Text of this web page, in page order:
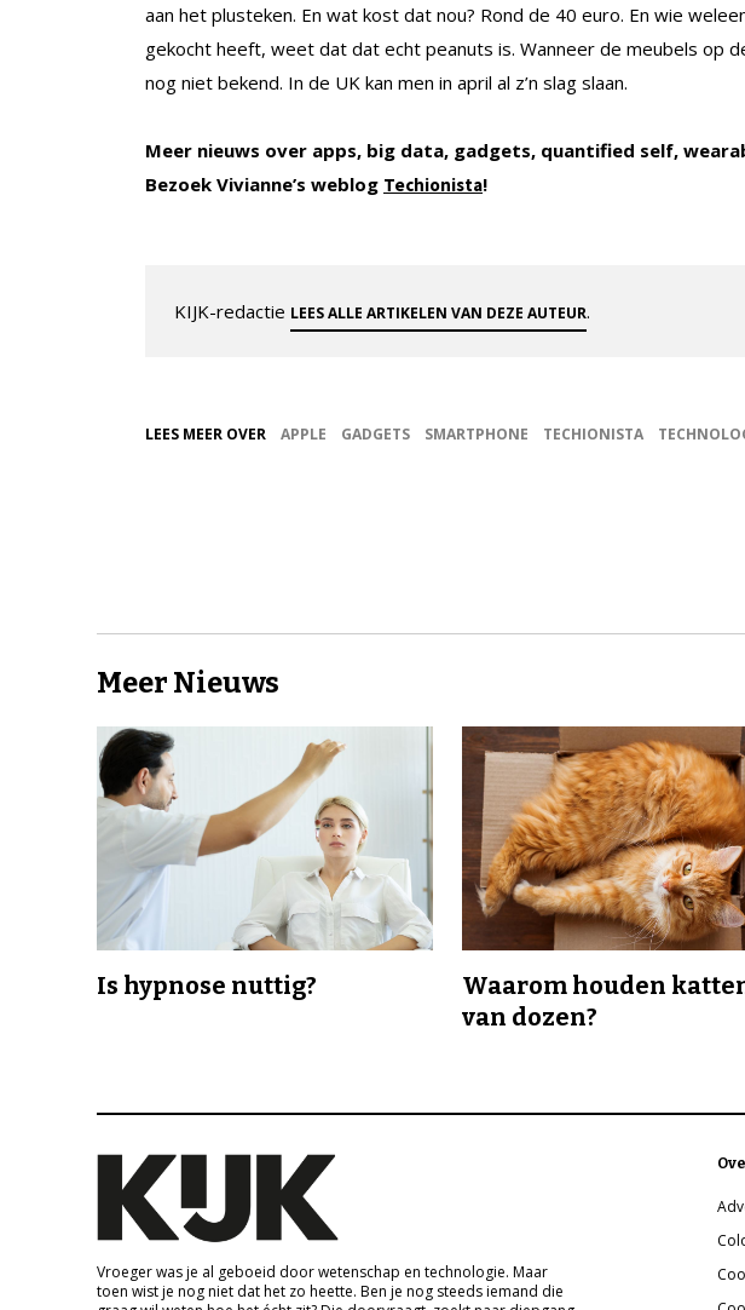
aan het plusteken. En wat kost dat nou? Rond de 40 euro. En wie
gekocht heeft, weet dat dat echt peanuts is. Wanneer de meubels op
nog niet bekend. In de UK kan men in april al z’n slag slaan.
Meer nieuws over apps, big data, gadgets, quantified self,
Bezoek Vivianne’s weblog Techionista!
KIJK-redactie LEES ALLE ARTIKELEN VAN DEZE AUTEUR.
LEES MEER OVER APPLE GADGETS SMARTPHONE TECHIONISTA
Meer Nieuws
Is hypnose nuttig?
Waarom houden
van dozen?
Vroeger was je al geboeid door wetenschap en technologie. Maar
toen wist je nog niet dat het zo heette. Ben je nog steeds iemand die